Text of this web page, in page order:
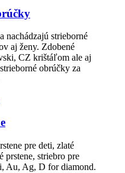
nachádzajú strieborné
aj ženy. Zdobené
CZ krištáľom ale aj
obrúčky za
pre deti, zlaté
prstene, striebro pre
Au, Ag, D for diamond.